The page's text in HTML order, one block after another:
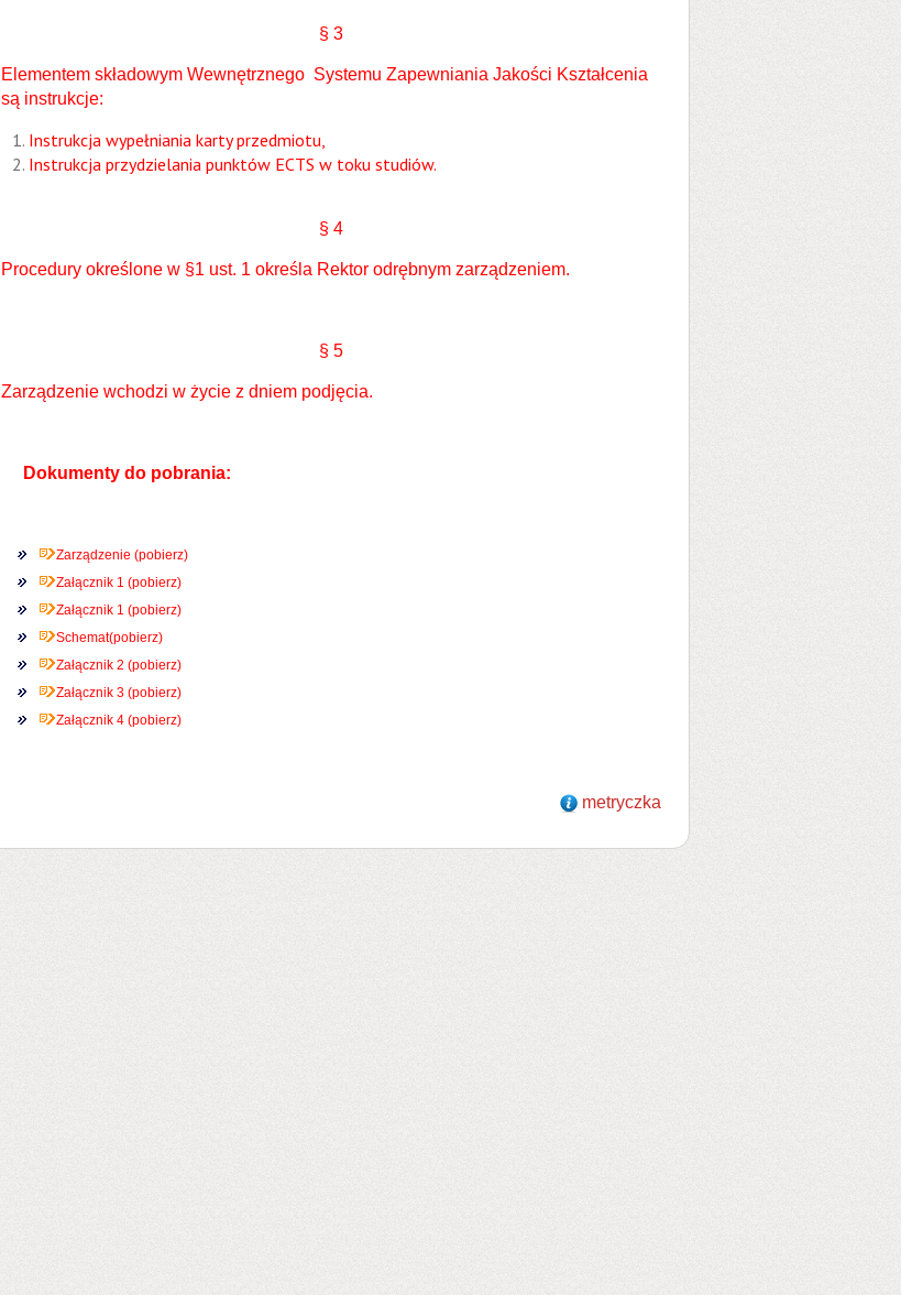
§ 3
Elementem składowym Wewnętrznego Systemu Zapewniania Jakości Kształcenia
są instrukcje:
Instrukcja wypełniania karty przedmiotu,
Instrukcja przydzielania punktów ECTS w toku studiów.
§ 4
Procedury określone w §1 ust. 1 określa Rektor odrębnym zarządzeniem.
§ 5
Zarządzenie wchodzi w życie z dniem podjęcia.
Dokumenty do pobrania:
Zarządzenie (pobierz)
Załącznik 1 (pobierz)
Załącznik 1 (pobierz)
Schemat(pobierz)
Załącznik 2 (pobierz)
Załącznik 3 (pobierz)
Załącznik 4 (pobierz)
metryczka